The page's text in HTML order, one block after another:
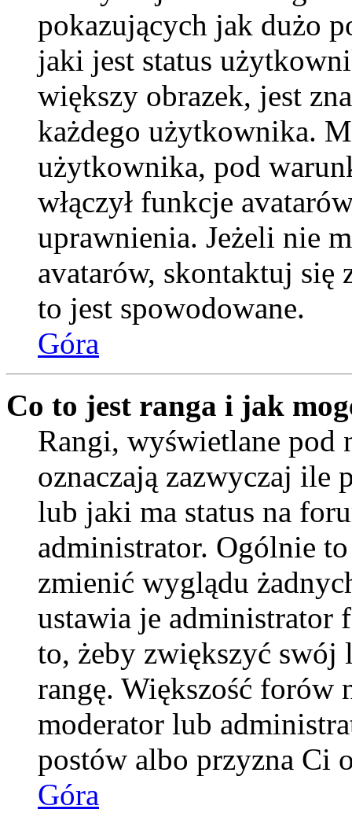
pokazujących jak dużo
jaki jest status
większy obrazek, jest
każdego użytkownika.
użytkownika, pod
włączył funkcje
uprawnienia. Jeżeli nie
avatarów, skontaktuj się
to jest spowodowane.
Góra
Co to jest ranga i jak
Rangi, wyświetlane
oznaczają zazwyczaj ile
lub jaki ma status na
administrator. Ogólnie
zmienić wyglądu
ustawia je administrator
to, żeby zwiększyć
rangę. Większość forów
moderator lub
postów albo przyzna Ci
Góra